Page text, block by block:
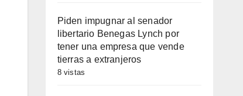
Piden impugnar al senador
libertario Benegas Lynch por
tener una empresa que vende
tierras a extranjeros
8 vistas